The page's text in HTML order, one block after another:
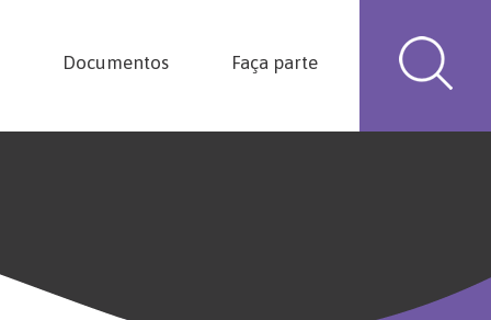
Documentos Faça parte